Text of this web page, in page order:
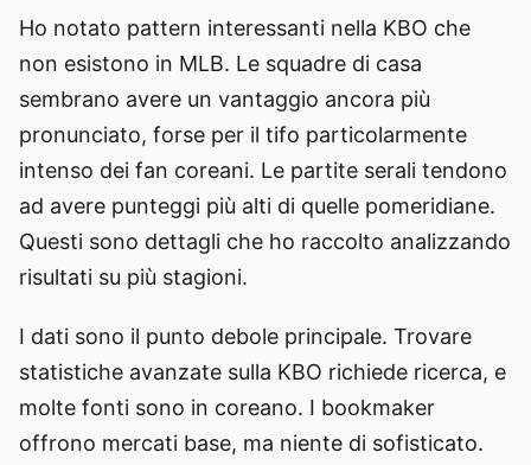
Ho notato pattern interessanti nella KBO che
non esistono in MLB. Le squadre di casa
sembrano avere un vantaggio ancora più
pronunciato, forse per il tifo particolarmente
intenso dei fan coreani. Le partite serali tendono
ad avere punteggi più alti di quelle pomeridiane.
Questi sono dettagli che ho raccolto analizzando
risultati su più stagioni.
I dati sono il punto debole principale. Trovare
statistiche avanzate sulla KBO richiede ricerca, e
molte fonti sono in coreano. I bookmaker
offrono mercati base, ma niente di sofisticato.